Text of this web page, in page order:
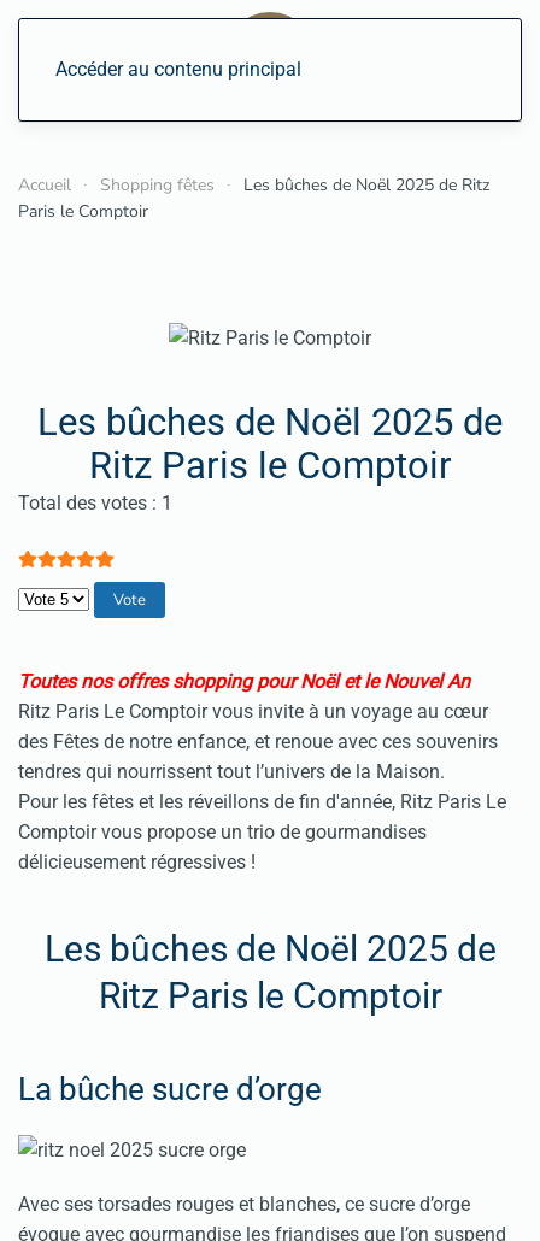
Accéder au contenu principal
Accueil Shopping fêtes
Les bûches de Noël 2025 de Ritz
Paris le Comptoir
Les bûches de Noël 2025 de
Ritz Paris le Comptoir
Vote utilisateur:5/
Total des votes : 1
Veuillez voter
Toutes nos offres shopping pour Noël et le Nouvel An
Ritz Paris Le Comptoir vous invite à un voyage au cœur
des Fêtes de notre enfance, et renoue avec ces souvenirs
tendres qui nourrissent tout l’univers de la Maison.
Pour les fêtes et les réveillons de fin d'année, Ritz Paris Le
Comptoir vous propose un trio de gourmandises
délicieusement régressives !
Les bûches de Noël 2025 de
Ritz Paris le Comptoir
La bûche sucre d’orge
Avec ses torsades rouges et blanches, ce sucre d’orge
évoque avec gourmandise les friandises que l’on suspend